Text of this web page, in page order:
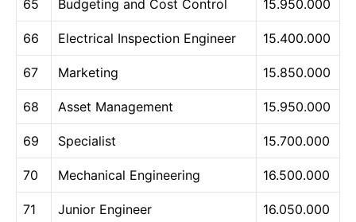
65 Budgeting and Cost Control 15.950.000
66 Electrical Inspection Engineer 15.400.000
67 Marketing 15.850.000
68 Asset Management 15.950.000
69 Specialist 15.700.000
70 Mechanical Engineering 16.500.000
71 Junior Engineer 16.050.000